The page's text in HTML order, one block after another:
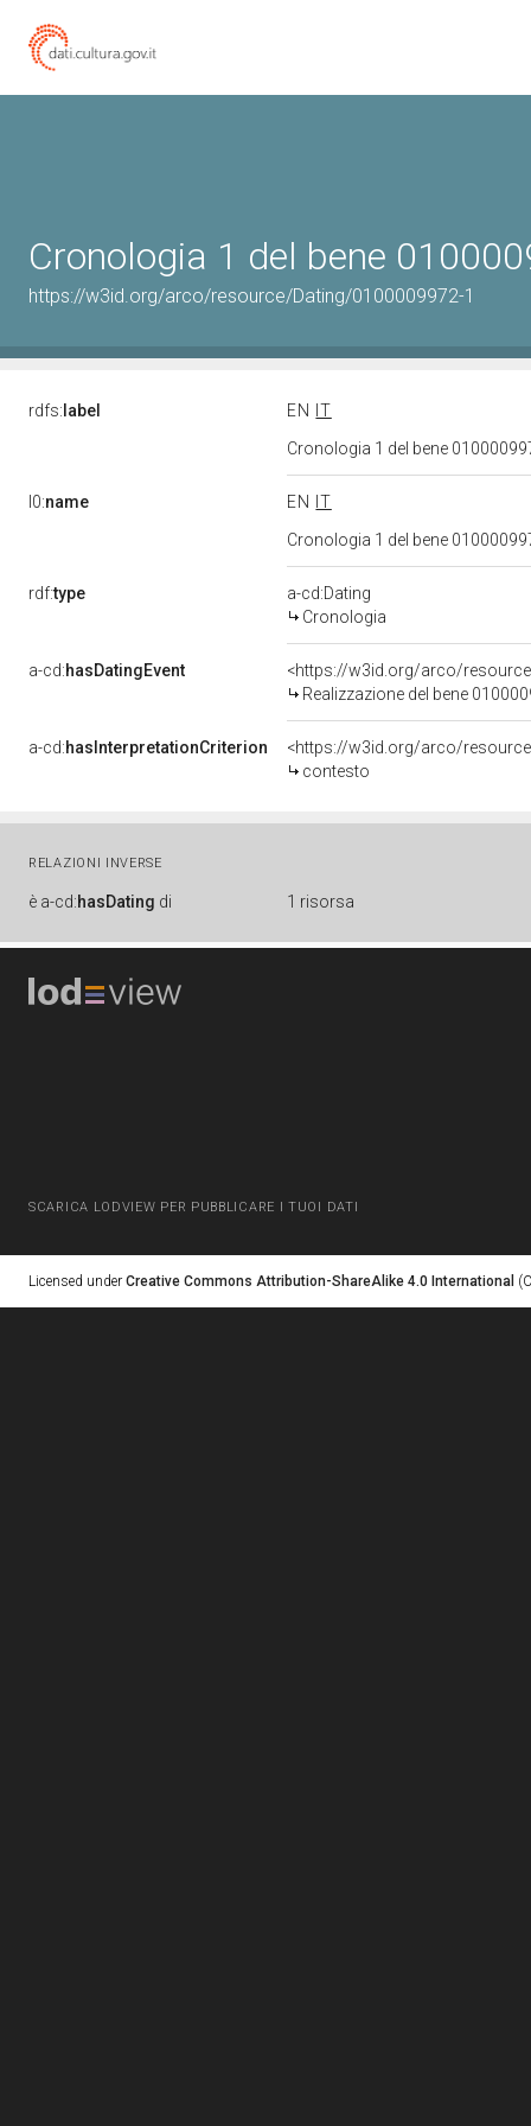
Cronologia 1 del bene
https://w3id.org/arco/resource/Dating/0100009972-1
rdfs: label EN
IT
Cronologia 1 del bene
l0:name EN
IT
Cronologia 1 del bene
rdf:type
a-cd:Dating
Cronologia
a-cd:hasDatingEvent
<https://w3id.org/arco/
Realizzazione del bene
a-cd:hasInterpretationCriterion
<https://w3id.org/arco/
contesto
RELAZIONI INVERSE
è a-cd:hasDating di 1 risorsa
SCARICA LODVIEW PER PUBBLICARE I TUOI DATI
Licensed under Creative Commons Attribution-ShareAlike 4.0 International